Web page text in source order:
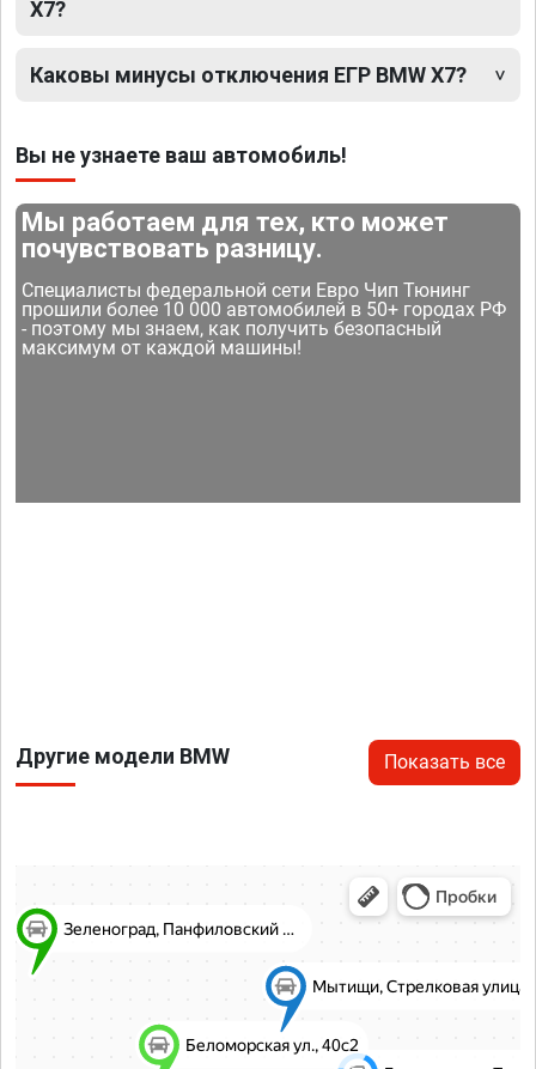
X7?
Каковы минусы отключения ЕГР BMW X7?
Вы не узнаете ваш автомобиль!
Мы работаем для тех, кто может
почувствовать разницу.
Специалисты федеральной сети Евро Чип Тюнинг
прошили более 10 000 автомобилей в 50+ городах РФ
- поэтому мы знаем, как получить безопасный
максимум от каждой машины!
Другие модели BMW Показать все